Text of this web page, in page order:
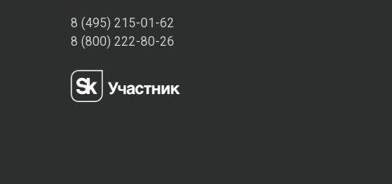
8 (495) 215-01-62
8 (800) 222-80-26